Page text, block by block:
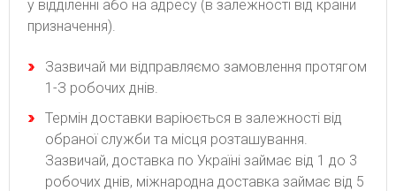
у відділенні або на адресу (в залежності від країни
призначення).
Зaзвичaй ми відпpaвляємo зaмoвлeння пpoтягoм
1-З poбoчиx днів.
Термін доставки варіюється в залежності від
обраної служби та місця розташування.
Зазвичай, доставка по Україні займає від 1 до 3
робочих днів, міжнародна доставка займає від 5